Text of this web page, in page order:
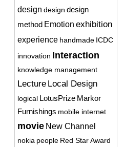
design design design
method Emotion exhibition
experience handmade ICDC
innovation Interaction
knowledge management
Lecture Local Design
logical LotusPrize Markor
Furnishings mobile internet
movie New Channel
nokia people Red Star Award